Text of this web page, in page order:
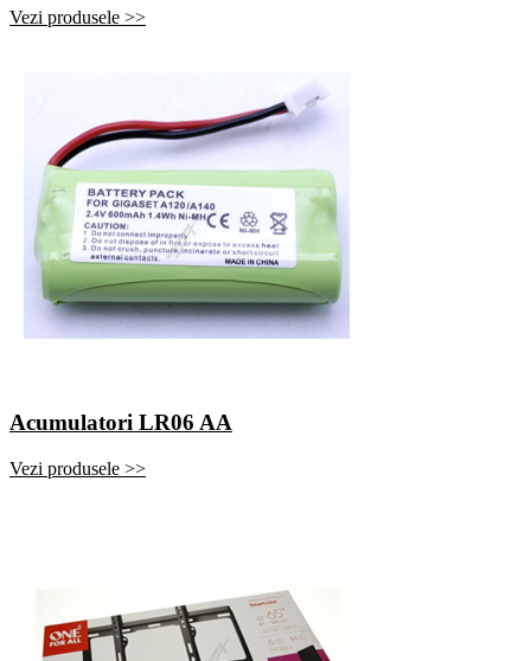
Vezi produsele >>
Acumulatori LR06 AA
Vezi produsele >>